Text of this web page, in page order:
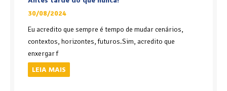
30/08/2024
Eu acredito que sempre é tempo de mudar cenários,
contextos, horizontes, futuros.Sim, acredito que
enxergar f
LEIA MAIS